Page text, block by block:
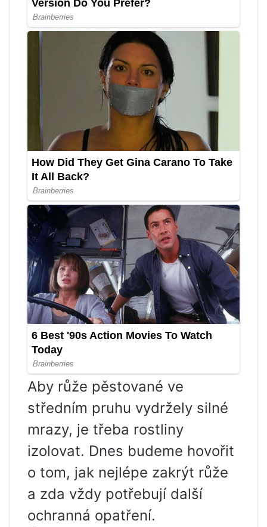
Aby růže pěstované ve
středním pruhu vydržely silné
mrazy, je třeba rostliny
izolovat. Dnes budeme hovořit
o tom, jak nejlépe zakrýt růže
a zda vždy potřebují další
ochranná opatření.